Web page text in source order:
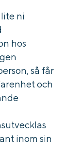
ni
hos
så får
och
inom sin